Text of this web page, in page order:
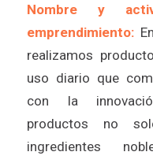
Nombre y
emprendimiento: En
realizamos
uso diario que
con la
productos no
ingredientes